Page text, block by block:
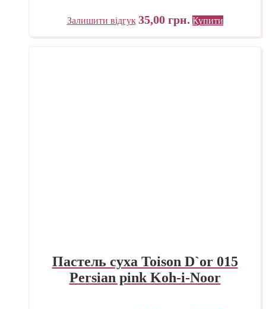
Залишити відгук 35,00 грн. Купити
Пастель суха Toison D`or 015
Persian pink Koh-i-Noor